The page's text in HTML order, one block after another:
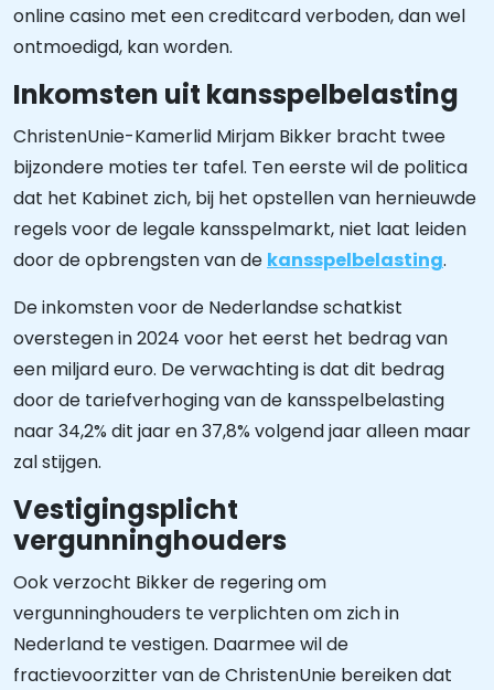
online casino met een creditcard verboden, dan wel
ontmoedigd, kan worden.
Inkomsten uit kansspelbelasting
ChristenUnie-Kamerlid Mirjam Bikker bracht twee
bijzondere moties ter tafel. Ten eerste wil de politica
dat het Kabinet zich, bij het opstellen van hernieuwde
regels voor de legale kansspelmarkt, niet laat leiden
door de opbrengsten van de kansspelbelasting.
De inkomsten voor de Nederlandse schatkist
overstegen in 2024 voor het eerst het bedrag van
een miljard euro. De verwachting is dat dit bedrag
door de tariefverhoging van de kansspelbelasting
naar 34,2% dit jaar en 37,8% volgend jaar alleen maar
zal stijgen.
Vestigingsplicht
vergunninghouders
Ook verzocht Bikker de regering om
vergunninghouders te verplichten om zich in
Nederland te vestigen. Daarmee wil de
fractievoorzitter van de ChristenUnie bereiken dat